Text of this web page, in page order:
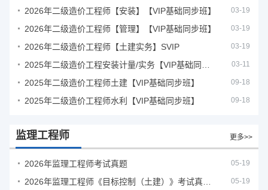
2026年二级造价工程师【安装】【VIP基础同步班】 03-19
2026年二级造价工程师【管理】【VIP基础同步班】 03-19
2026年二级造价工程师【土建实务】SVIP 03-19
03-11
2025年二级造价工程师土建【VIP基础同步班】 09-18
2025年二级造价工程师水利【VIP基础同步班】 09-18
监理工程师 更多>>
2026年监理工程师考试真题 05-19
05-19